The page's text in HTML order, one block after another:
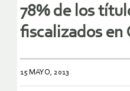
78% de los
fiscalizados en
15 MAYO, 2013